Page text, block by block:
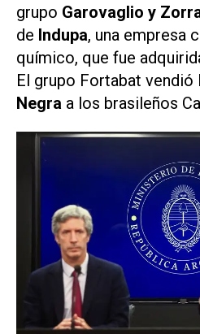
grupo Garovaglio y
de Indupa, una empresa
químico, que fue
El grupo Fortabat vendió
Negra a los brasileños